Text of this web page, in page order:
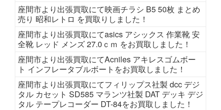
座間市より出張買取にて映画チラシ B5 50枚 まとめ
売り 昭和レトロ を買取りしました！
座間市より出張買取にてasics アシックス 作業靴 安
全靴 レッド メンズ 27.0ｃｍ をお買取しました！
座間市より出張買取にてAcniles アキレスゴムボー
ト インフレータブルボートをお買取しました！
座間市より出張買取にてフィリップス社製 dcc デジ
タル カセット SD585 マランツ社製 DAT デッキ デジ
タル テープレコーダー DT-84をお買取しました！